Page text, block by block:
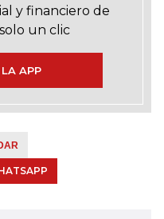
y financiero de
un clic
LA APP